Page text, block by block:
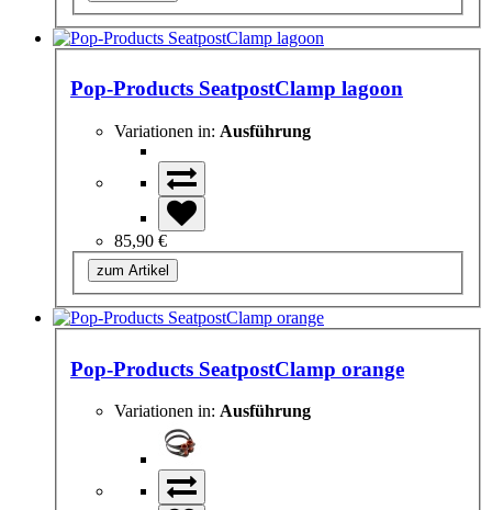
Pop-Products SeatpostClamp lagoon
Variationen in: Ausführung
85,90 €
zum Artikel
Pop-Products SeatpostClamp orange
Variationen in: Ausführung